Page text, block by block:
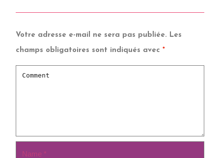
Votre adresse e-mail ne sera pas publiée. Les
champs obligatoires sont indiqués avec *